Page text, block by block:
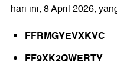
hari ini, 8 April 2026,
FFRMGYEVXKVC
FF9XK2QWERTY